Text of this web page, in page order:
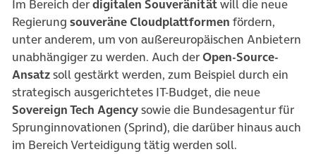
Im Bereich derdigitalen Souveränitätwill die neue
Regierung souveräneCloudplattformen fördern,
unter anderem, um von außereuropäischen Anbietern
unabhängiger zu werden. Auch derOpen-Source-
Ansatzsoll gestärkt werden, zum Beispiel durch ein
strategisch ausgerichtetes IT-Budget, die neue
Sovereign Tech Agencysowie die Bundesagentur für
Sprunginnovationen (Sprind), die darüber hinaus auch
im Bereich Verteidigung tätig werden soll.